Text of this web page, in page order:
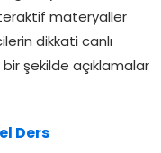
materyaller
dikkati canlı
şekilde açıklamalar
Ders